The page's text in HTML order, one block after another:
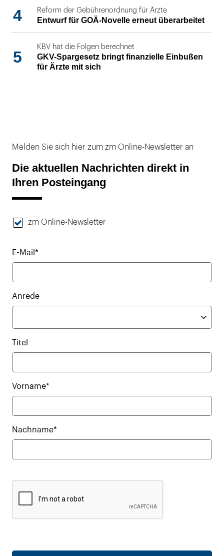
4 Reform der Gebührenordnung für Ärzte
Entwurf für GOÄ-Novelle erneut überarbeitet
5
KBV hat die Folgen berechnet
GKV-Spargesetz bringt finanzielle Einbußen
für Ärzte mit sich
Melden Sie sich hier zum zm Online-Newsletter an
Die aktuellen Nachrichten direkt in
Ihren Posteingang
zm Online-Newsletter
E-Mail*
Anrede
Titel
Vorname*
Nachname*